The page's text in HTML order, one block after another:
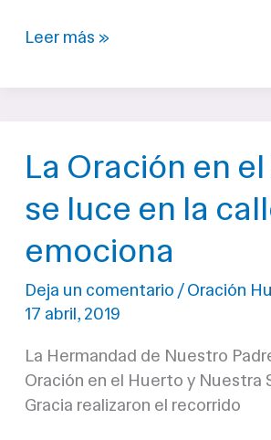
El
23
será
Lunes
Santo
Linares
Leer más »
La Oración en
se luce en la
emociona
Deja un comentario /Oración
17 abril, 2019
La Hermandad de Nuestro
Oración en el Huerto y Nuestra
Gracia realizaron el recorrido